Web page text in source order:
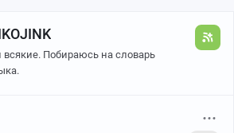
всякие. Побираюсь на словарь